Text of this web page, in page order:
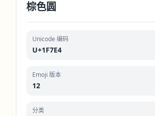
棕色圆
Unicode 编码
U+1F7E4
Emoji 版本
12
分类